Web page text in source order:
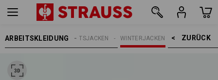
ARBEITSKLEIDUNG ZURÜCK    >
WINTERJACKEN
ARBEITSJACKEN
HERREN